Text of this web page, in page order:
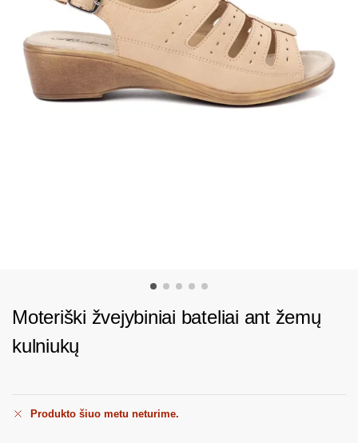
Moteriški žvejybiniai bateliai ant žemų
kulniukų
Produkto šiuo metu neturime.